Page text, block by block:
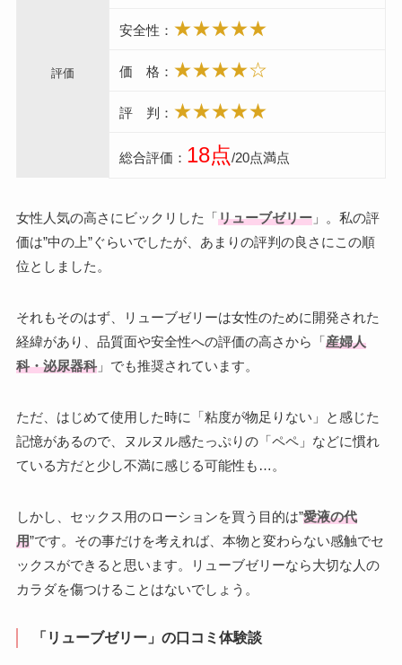
評価
安全性： ★★★★★
価 格： ★★★★☆
評 判： ★★★★★
総合評価： 18点/20点満点
女性人気の高さにビックリした「リューブゼリー」。私の評
価は”中の上”ぐらいでしたが、あまりの評判の良さにこの順
位としました。
それもそのはず、リューブゼリーは女性のために開発された
経緯があり、品質面や安全性への評価の高さから「産婦人
科・泌尿器科」でも推奨されています。
ただ、はじめて使用した時に「粘度が物足りない」と感じた
記憶があるので、ヌルヌル感たっぷりの「ペペ」などに慣れ
ている方だと少し不満に感じる可能性も…。
しかし、セックス用のローションを買う目的は”愛液の代
用”です。その事だけを考えれば、本物と変わらない感触でセ
ックスができると思います。リューブゼリーなら大切な人の
カラダを傷つけることはないでしょう。
「リューブゼリー」の口コミ体験談